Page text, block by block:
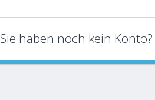
Sie haben noch kein Konto?